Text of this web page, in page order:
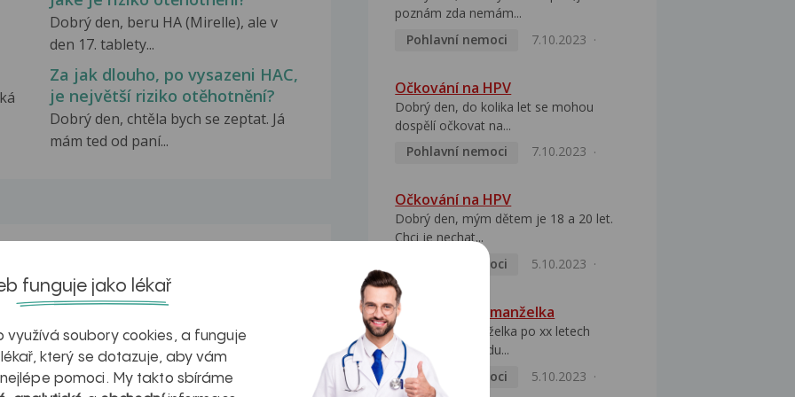
Dobrý den, beru HA (Mirelle), ale v
den 17. tablety...
Za jak dlouho, po vysazeni HAC,
je největší riziko otěhotnění?
Dobrý den, chtěla bych se zeptat. Já
mám ted od paní...
poznám zda nemám...
Pohlavní nemoci
7.10.2023
Očkování na HPV
Dobrý den, do kolika let se mohou
dospělí očkovat na...
Pohlavní nemoci
7.10.2023
Očkování na HPV
Dobrý den, mým dětem je 18 a 20 let.
Chci je nechat...
Pohlavní nemoci
5.10.2023
HPV pozitivní manželka
Dobrý den, manželka po xx letech
přivezla z Východu...
Pohlavní nemoci
5.10.2023
funguje jako lékař
využívá soubory cookies, a funguje
který se dotazuje, aby vám
pomoci. My takto sbíráme